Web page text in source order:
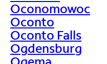
Oconomowoc
Oconto
Oconto Falls
Ogdensburg